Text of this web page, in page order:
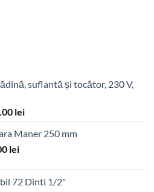
suflantă și tocător, 230 V,
leiPrețul
este:
Maner 250 mm
leiPrețul
35.00 lei.
72 Dinti 1/2"